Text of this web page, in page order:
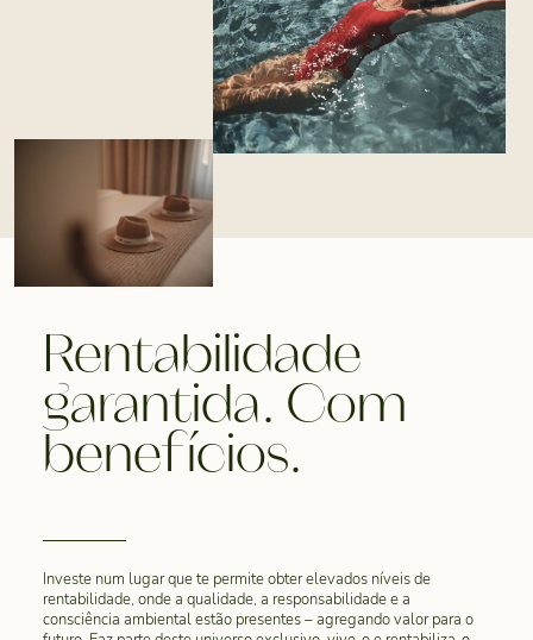
Rentabilidade
garantida. Com
benefícios.
Investe num lugar que te permite obter elevados níveis de
rentabilidade, onde a qualidade, a responsabilidade e a
consciência ambiental estão presentes – agregando valor para o